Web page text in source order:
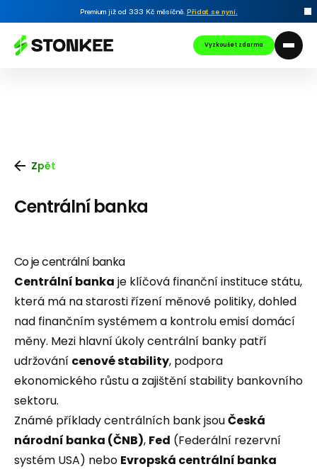
Premium již od 333 Kč měsíčně. Přidat se nyní.
Vyzkoušet zdarma
Zpět
Centrální banka
Co je centrální banka
Centrální banka je klíčová finanční instituce státu,
která má na starosti řízení měnové politiky, dohled
nad finančním systémem a kontrolu emisí domácí
měny. Mezi hlavní úkoly centrální banky patří
udržování cenové stability, podpora
ekonomického růstu a zajištění stability bankovního
sektoru.
Známé příklady centrálních bank jsouČeská
národní banka (ČNB), Fed (Federální rezervní
systém USA) nebo Evropská centrální banka